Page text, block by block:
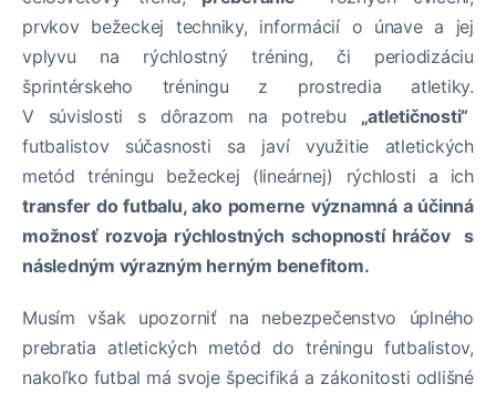
prvkov bežeckej techniky, informácií o únave a jej
vplyvu na rýchlostný tréning, či periodizáciu
šprintérskeho tréningu z prostredia atletiky.
V súvislosti s dôrazom na potrebu „atletičnosti“
futbalistov súčasnosti sa javí využitie atletických
metód tréningu bežeckej (lineárnej) rýchlosti a ich
transfer do futbalu, ako pomerne významná a účinná
možnosť rozvoja rýchlostných schopností hráčov s
následným výrazným herným benefitom.
Musím však upozorniť na nebezpečenstvo úplného
prebratia atletických metód do tréningu futbalistov,
nakoľko futbal má svoje špecifiká a zákonitosti odlišné